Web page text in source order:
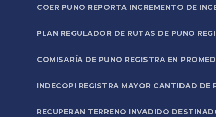
COER PUNO REPORTA INCREMENTO DE
PLAN REGULADOR DE RUTAS DE PUNO
COMISARÍA DE PUNO REGISTRA EN
INDECOPI REGISTRA MAYOR CANTIDAD DE
RECUPERAN TERRENO INVADIDO